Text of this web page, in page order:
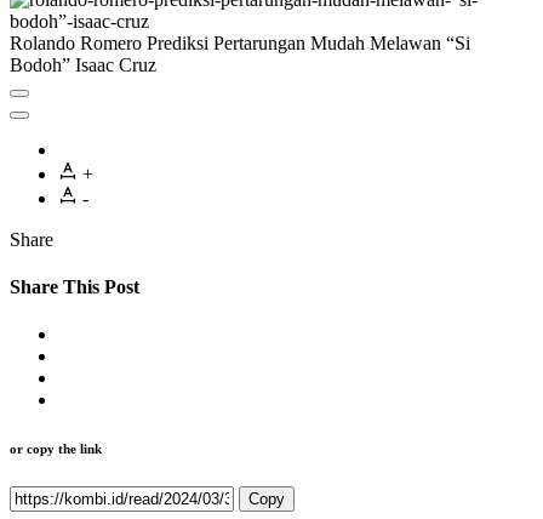
Rolando Romero Prediksi Pertarungan Mudah Melawan “Si
Bodoh” Isaac Cruz
+
-
Share
Share This Post
or copy the link
Copy